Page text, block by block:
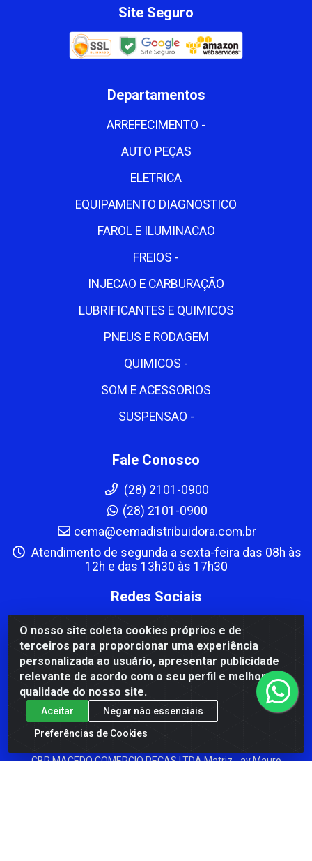
O nosso site coleta cookies próprios e de
terceiros para proporcionar uma experiência
personalizada ao usuário, apresentar publicidade
relevante de acordo com o seu perfil e melhorar a
qualidade do nosso site.
Aceitar
Negar não essenciais
Preferências de Cookies
Site Seguro
Departamentos
ARREFECIMENTO -
AUTO PEÇAS
ELETRICA
EQUIPAMENTO DIAGNOSTICO
FAROL E ILUMINACAO
FREIOS -
INJECAO E CARBURAÇÃO
LUBRIFICANTES E QUIMICOS
PNEUS E RODAGEM
QUIMICOS -
SOM E ACESSORIOS
SUSPENSAO -
Fale Conosco
(28) 2101-0900
(28) 2101-0900
cema@cemadistribuidora.com.br
Atendimento de segunda a sexta-feira das 08h às
12h e das 13h30 às 17h30
Redes Sociais
Instagram
Facebook
Formas de Pagamento
CBP MACEDO COMERCIO PEÇAS LTDA Matriz - av Mauro